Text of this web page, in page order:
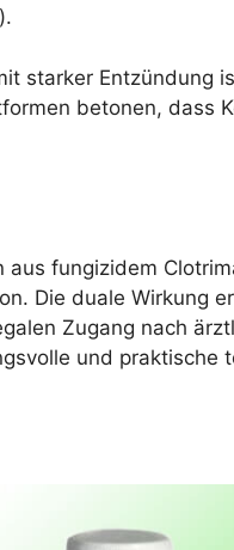
starker
betonen,
fungizidem
Die duale Wirkung
Zugang nach
und praktische